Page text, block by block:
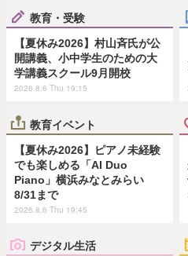
教育・受験
【夏休み2026】村山斉氏が公
開講義、小中学生のための大
学講義スクール9月開校
2026.8.6 Thu 19:15
教育イベント
【夏休み2026】ピアノ未経験
でも楽しめる「AI Duo
Piano」横浜みなとみらい
8/31まで
2026.8.6 Thu 19:45
デジタル生活